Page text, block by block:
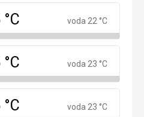
voda 22 °C
voda 23 °C
voda 23 °C